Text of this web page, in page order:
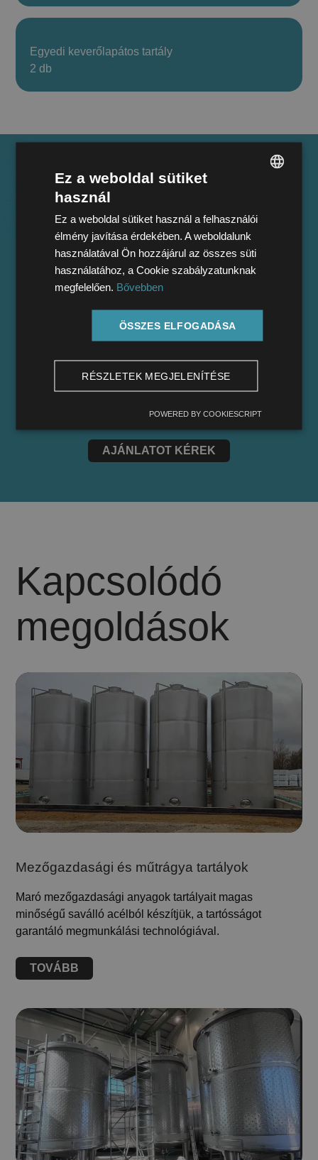
Egyedi keverőlapátos tartály
2 db
Egyedi tartály
beruházás
előtt áll?
Évtizedes tapasztalatunk van borászati,
rozsdamentes és saválló tartályok gyártásában.
Kérje projektre szabott árajánlatunkat!
AJÁNLATOT KÉREK
Kapcsolódó
megoldások
Mezőgazdasági és műtrágya tartályok
Maró mezőgazdasági anyagok tartályait magas
minőségű saválló acélból készítjük, a tartósságot
garantáló megmunkálási technológiával.
TOVÁBB
ENGLISH
Ez a weboldal sütiket
használ
Ez a weboldal sütiket használ a felhasználói
élmény javítása érdekében. A weboldalunk
használatával Ön hozzájárul az összes süti
használatához, a Cookie szabályzatunknak
megfelelően. Bővebben
ÖSSZES ELFOGADÁSA
RÉSZLETEK MEGJELENÍTÉSE
POWERED BY COOKIESCRIPT